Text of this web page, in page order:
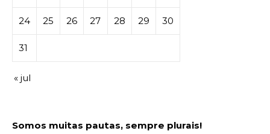
24 25 26 27 28 29 30
31
« jul
Somos muitas pautas, sempre plurais!